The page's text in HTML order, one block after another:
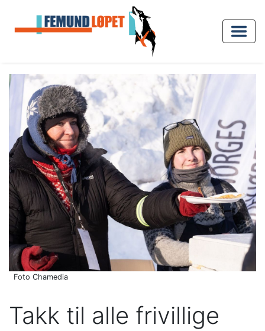
Foto Chamedia
Takk til alle frivillige